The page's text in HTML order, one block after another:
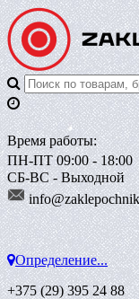
Время работы:
ПН-ПТ 09:00 - 18:00
СБ-ВС - Выходной
info@zaklepoch
Определение...
+375 (29)395 24 88